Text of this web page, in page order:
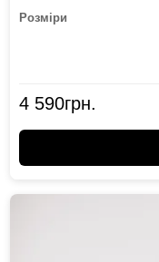
Розміри
4 590грн.